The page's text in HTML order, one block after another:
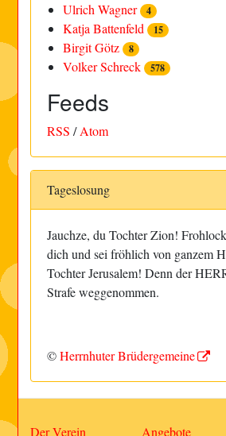
Ulrich Wagner 4
Katja Battenfeld 15
Birgit Götz 8
Volker Schreck 578
Feeds
RSS /Atom
Tageslosung
Jauchze, du Tochter Zion!
dich und sei fröhlich von ganzem
Tochter Jerusalem! Denn der
Strafe weggenommen.
©Herrnhuter Brüdergemeine
Der Verein Angebote